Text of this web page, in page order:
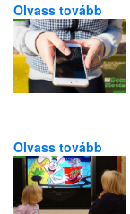
Olvass tovább
Olvass tovább